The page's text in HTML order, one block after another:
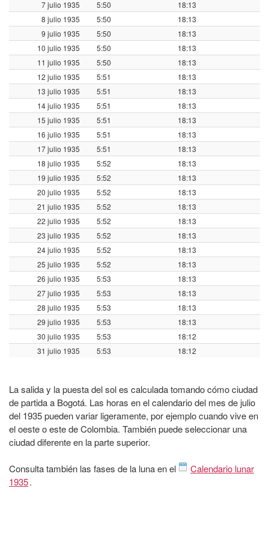
7 julio 1935 5:50
18:13
8 julio 1935
5:50
18:13
9 julio 1935
5:50
18:13
10 julio 1935
5:50
18:13
11 julio 1935
5:50
18:13
12 julio 1935
5:51
18:13
13 julio 1935
5:51
18:13
14 julio 1935
5:51
18:13
15 julio 1935
5:51
18:13
16 julio 1935
5:51
18:13
17 julio 1935
5:51
18:13
18 julio 1935
5:52
18:13
19 julio 1935
5:52
18:13
20 julio 1935
5:52
18:13
21 julio 1935
5:52
18:13
22 julio 1935
5:52
18:13
23 julio 1935
5:52
18:13
24 julio 1935
5:52
18:13
25 julio 1935
5:52
18:13
26 julio 1935
5:53
18:13
27 julio 1935
5:53
18:13
28 julio 1935
5:53
18:13
29 julio 1935
5:53
18:13
30 julio 1935
5:53
18:12
31 julio 1935
5:53 18:12
La salida y la puesta del sol es calculada tomando cómo ciudad
de partida a Bogotá. Las horas en el calendario del mes de julio
del 1935 pueden variar ligeramente, por ejemplo cuando vive en
el oeste o este de Colombia. También puede seleccionar una
ciudad diferente en la parte superior.
Consulta también las fases de la luna en el
Calendario lunar
1935.